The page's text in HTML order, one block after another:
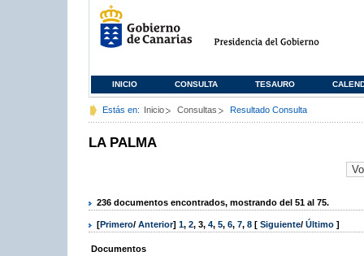
INICIO CONSULTA TESAURO
Estás en: Inicio Consultas Resultado Consulta
LA PALMA
236 documentos encontrados, mostrando del 51 al 75.
[Primero/ Anterior] 1, 2, 3, 4, 5, 6, 7, 8 [ Siguiente/ Último ]
Documentos